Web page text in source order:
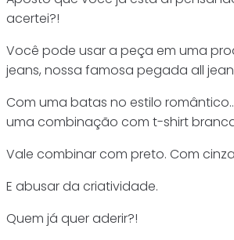
acertei?!
Você pode usar a peça em uma
jeans, nossa famosa pegada all
Com uma batas no estilo
uma combinação com t-shirt
Vale combinar com preto. Com
E abusar da criatividade.
Quem já quer aderir?!